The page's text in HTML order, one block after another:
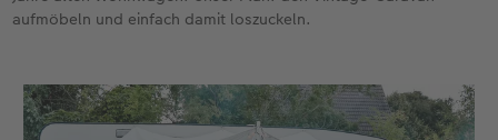
Kundenbeispiele
Webinare
Neuheiten
Extras
hexxas
Willkommensschild
Fotokarten
Postkarten
Haustierwelt
Geschenkideen
Familie
Geburtstag
aufmöbeln und einfach damit loszuckeln.